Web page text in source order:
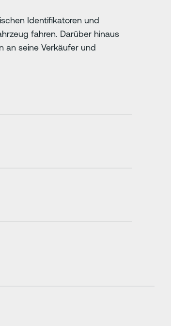
Identifikatoren und
fahren. Darüber hinaus
an seine Verkäufer und